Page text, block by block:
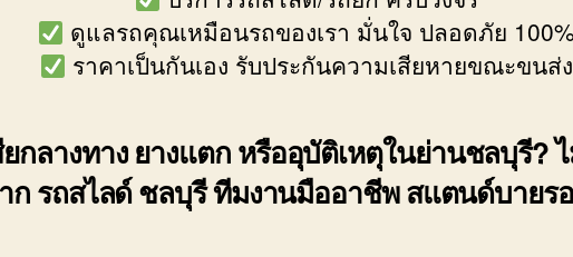
ดูแลรถคุณเหมือนรถของเรา มั่นใจ ปลอดภัย 100%
ราคาเป็นกันเอง รับประกันความเสียหายขณะขนส่ง
ยกลางทาง ยางแตก หรืออุบัติเหตุในย่านชลบุรี?
าก รถสไลด์ ชลบุรี ทีมงานมืออาชีพ สแตนด์บาย